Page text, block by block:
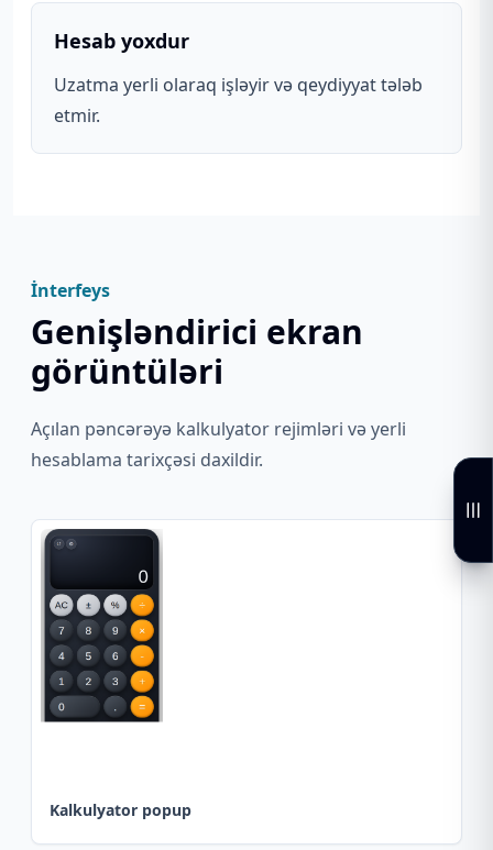
Hesab yoxdur
Uzatma yerli olaraq işləyir və qeydiyyat tələb
etmir.
İnterfeys
Genişləndirici ekran
görüntüləri
Açılan pəncərəyə kalkulyator rejimləri və yerli
hesablama tarixçəsi daxildir.
Kalkulyator popup